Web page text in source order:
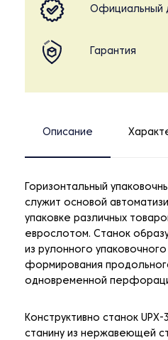
Официальный
Гарантия
Описание
Горизонтальный
служит основой
упаковке различных
еврослотом. Станок
из рулонного
формирования
одновременной
Конструктивно станок
станину из нержавеющей